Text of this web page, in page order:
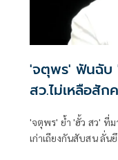
'จตุพร' ฟันฉับ
สว.ไม่เหลือสัก
เป็นปัญหา
'จตุพร' ย้ำ 'ฮั้ว สว' ที่มาจาก รธน.มีปัญหา ชี้แต่ละฝ่ายงัดข้อมูล
เก่าเถียงกันสับสน ลั่น